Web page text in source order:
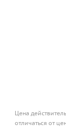
Цена
отличаться от